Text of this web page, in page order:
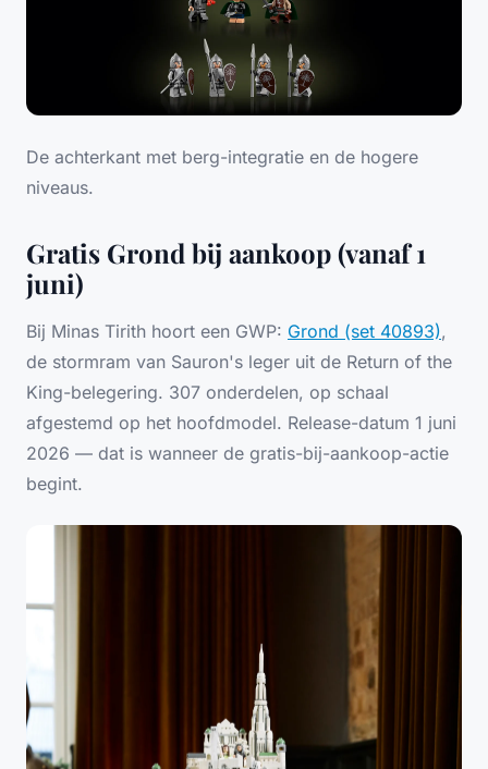
De achterkant met berg-integratie en de hogere
niveaus.
Gratis Grond bij aankoop (vanaf 1
juni)
Bij Minas Tirith hoort een GWP: Grond (set 40893),
de stormram van Sauron's leger uit de Return of the
King-belegering. 307 onderdelen, op schaal
afgestemd op het hoofdmodel. Release-datum 1 juni
2026 — dat is wanneer de gratis-bij-aankoop-actie
begint.